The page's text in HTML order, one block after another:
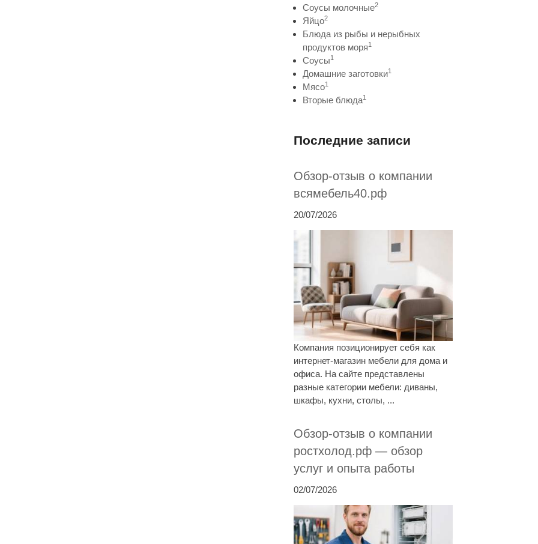
Соусы молочные2
Яйцо2
Блюда из рыбы и нерыбных
продуктов моря1
Соусы1
Домашние заготовки1
Мясо1
Вторые блюда1
Последние записи
Обзор-отзыв о компании
всямебель40.рф
20/07/2026
Компания позиционирует себя как
интернет-магазин мебели для дома и
офиса. На сайте представлены
разные категории мебели: диваны,
шкафы, кухни, столы, ...
Обзор-отзыв о компании
ростхолод.рф — обзор
услуг и опыта работы
02/07/2026